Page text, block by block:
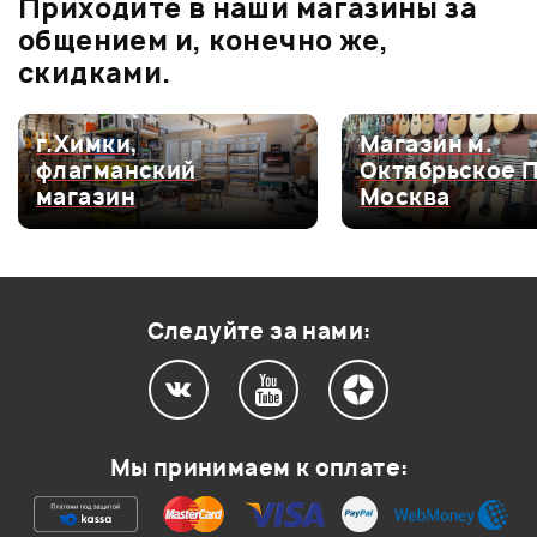
Оценка1
Мой отзыв о товаре
Ваша оценка:
Впечатления о товаре:
Приходите в наши магазины за
общением и, конечно же,
скидками.
г.Химки,
флагманский
магазин
Магазин м.
Октябрьское
Москва
Следуйте за нами:
Мы принимаем к оплате: